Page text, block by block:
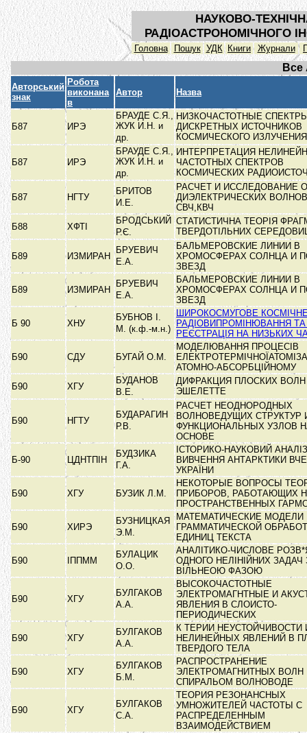
НАУКОВО-
РАДІОАСТРОНОМІЧНОГО
Головна Пошук УДК Книги Журнали
Все
Авторський
знак
Робота
виконана
в
Автор Назва
Б87 ИРЭ
БРАУДЕ С.Я.,
ЖУК И.Н. и
др.
НИЗКОЧАСТОТНЫЕ
ДИСКРЕТНЫХ ИСТОЧНИКОВ
КОСМИЧЕСКОГО
Б87 ИРЭ
БРАУДЕ С.Я.,
ЖУК И.Н. и
др.
ИНТЕРПРЕТАЦИЯ
ЧАСТОТНЫХ СПЕКТРОВ
КОСМИЧЕСКИХ
Б87 НГТУ
БРИТОВ
И.Е.
РАСЧЕТ И ИССЛЕДОВАНИЕ
ДИЭЛЕКТРИЧЕСКИХ
СВЧ,КВЧ
Б88
ХФТІ
БРОДСЬКИЙ
Р.Є.
СТАТИСТИЧНА ТЕОРІЯ
ТВЕРДОТІЛЬНИХ
Б89 ИЗМИРАН
БРУЕВИЧ
Е.А.
БАЛЬМЕРОВСКИЕ ЛИНИИ В
ХРОМОСФЕРАХ СОЛНЦА И
ЗВЕЗД
Б89 ИЗМИРАН
БРУЕВИЧ
Е.А.
БАЛЬМЕРОВСКИЕ ЛИНИИ В
ХРОМОСФЕРАХ СОЛНЦА И
ЗВЕЗД
Б 90 ХНУ
БУБНОВ І.
М. (к.ф.-м.н.)
ШИРОКОСМУГОВЕ
РАДІОВИПРОМІНЮВАННЯ
РЕЄСТРАЦІЯ НА НИЗЬКИХ
Б90 СДУ БУГАЙ О.М.
МОДЕЛЮВАННЯ ПРОЦЕСІВ
АТОМНО-АБСОРБЦІЙНОМУ
Б90
ХГУ
БУДАНОВ
В.Е.
ДИФРАКЦИЯ ПЛОСКИХ
ЭШЕЛЕТТЕ
Б90 НГТУ
БУДАРАГИН
Р.В.
РАСЧЕТ НЕОДНОРОДНЫХ
ВОЛНОВЕДУЩИХ СТРУКТУР
ФУНКЦИОНАЛЬНЫХ УЗЛОВ
ОСНОВЕ
Б-90 ЦДНТПІН
БУДЗИКА
Г.А.
ІСТОРИКО-НАУКОВИЙ АНАЛІЗ
ВИВЧЕННЯ АНТАРКТИКИ
УКРАЇНИ
Б90 ХГУ БУЗИК Л.М.
НЕКОТОРЫЕ ВОПРОСЫ
ПРИБОРОВ, РАБОТАЮЩИХ
ПРОСТРАНСТВЕННЫХ
Б90 ХИРЭ
БУЗНИЦКАЯ
Э.М.
МАТЕМАТИЧЕСКИЕ МОДЕЛИ
ГРАММАТИЧЕСКОЙ
ЕДИНИЦ ТЕКСТА
Б90 ІППММ
БУЛАЦИК
О.О.
АНАЛІТИКО-ЧИСЛОВЕ
ОДНОГО НЕЛІНІЙНИХ ЗАДАЧ
ВІЛЬНЕОЮ ФАЗОЮ
Б90 ХГУ
БУЛГАКОВ
А.А.
ВЫСОКОЧАСТОТНЫЕ
ЭЛЕКТРОМАГНТНЫЕ И
ЯВЛЕНИЯ В СЛОИСТО-
ПЕРИОДИЧЕСКИХ
Б90 ХГУ
БУЛГАКОВ
А.А.
К ТЕРИИ НЕУСТОЙЧИВОСТИ
НЕЛИНЕЙНЫХ ЯВЛЕНИЙ В
ТВЕРДОГО ТЕЛА
Б90 ХГУ
БУЛГАКОВ
Б.М.
РАСПРОСТРАНЕНИЕ
ЭЛЕКТРОМАГНИТНЫХ ВОЛН
СПИРАЛЬОМ ВОЛНОВОДЕ
Б90 ХГУ
БУЛГАКОВ
С.А.
ТЕОРИЯ РЕЗОНАНСНЫХ
УМНОЖИТЕЛЕЙ ЧАСТОТЫ С
РАСПРЕДЕЛЕННЫМ
ВЗАИМОДЕЙСТВИЕМ